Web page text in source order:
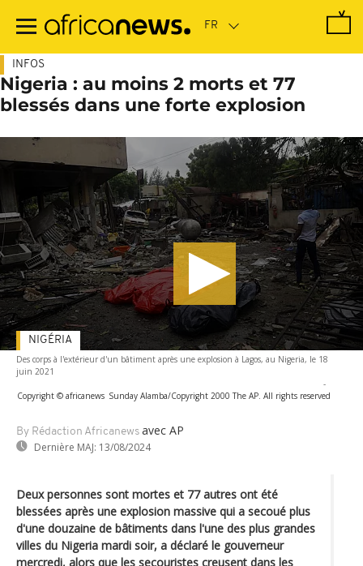
contenu
INFOS
Nigeria : au moins 2 morts et 77
blessés dans une forte explosion
Des corps à l'extérieur d'un bâtiment après une explosion à Lagos, au Nigeria, le 18
juin 2021
-
Copyright © africanews Sunday Alamba/Copyright 2000 The AP. All rights reserved
By Rédaction Africanews avec AP
Dernière MAJ: 13/08/2024
NIGÉRIA
Deux personnes sont mortes et 77 autres ont été
blessées après une explosion massive qui a secoué plus
d'une douzaine de bâtiments dans l'une des plus grandes
villes du Nigeria mardi soir, a déclaré le gouverneur
mercredi, alors que les secouristes creusent dans les